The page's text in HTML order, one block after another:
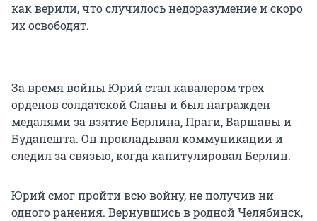
как верили, что случилось недоразумение и скоро
их освободят.
За время войны Юрий стал кавалером трех
орденов солдатской Славы и был награжден
медалями за взятие Берлина, Праги, Варшавы и
Будапешта. Он прокладывал коммуникации и
следил за связью, когда капитулировал Берлин.
Юрий смог пройти всю войну, не получив ни
одного ранения. Вернувшись в родной Челябинск,